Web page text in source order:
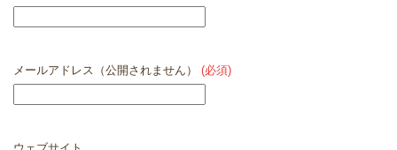
メールアドレス（公開されません） (必須)